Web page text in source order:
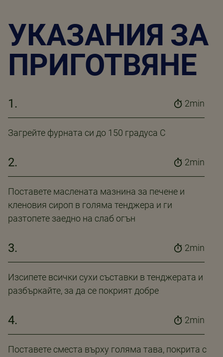
УКАЗАНИЯ ЗА
ПРИГОТВЯНЕ
1. 2min
Загрейте фурната си до 150 градуса С
2. 2min
Поставете маслената мазнина за печене и
кленовия сироп в голяма тенджера и ги
разтопете заедно на слаб огън
3. 2min
Изсипете всички сухи съставки в тенджерата и
разбъркайте, за да се покрият добре
4. 2min
Поставете сместа върху голяма тава, покрита с